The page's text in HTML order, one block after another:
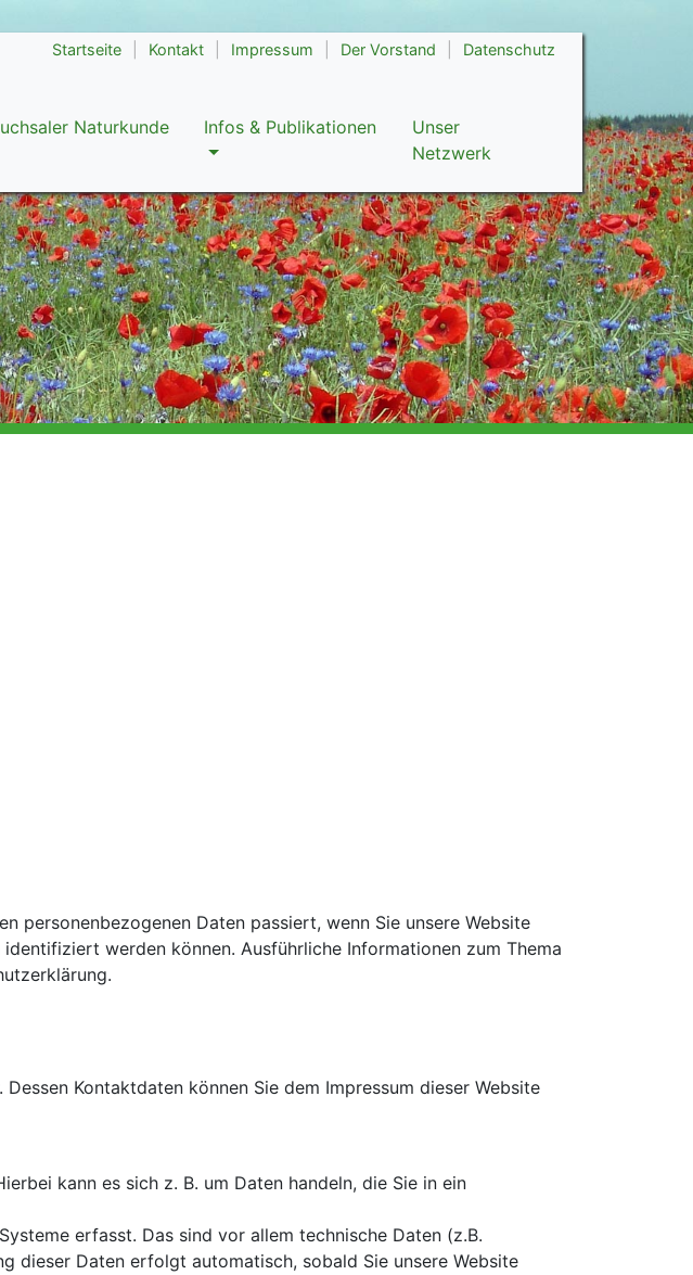
Startseite Kontakt Impressum Der Vorstand Datenschutz
Naturkunde Infos & Publikationen
Unser
Netzwerk
personenbezogenen Daten passiert, wenn Sie unsere Website
werden können. Ausführliche Informationen zum Thema
Kontaktdaten können Sie dem Impressum dieser Website
kann es sich z. B. um Daten handeln, die Sie in ein
erfasst. Das sind vor allem technische Daten (z.B.
dieser Daten erfolgt automatisch, sobald Sie unsere Website